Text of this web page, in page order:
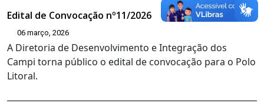
Edital de Convocação nº11/2026
06 março, 2026
A Diretoria de Desenvolvimento e Integração dos
Campi torna público o edital de convocação para o Polo
Litoral.